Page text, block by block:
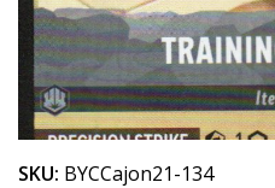
SKU: BYCCajon21-134